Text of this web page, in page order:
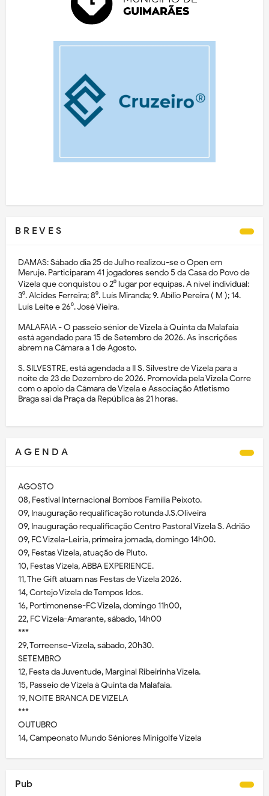
B R E V E S
DAMAS: Sábado dia 25 de Julho realizou-se o Open em
Meruje. Participaram 41 jogadores sendo 5 da Casa do Povo de
Vizela que conquistou o 2⁰ lugar por equipas. A nível individual:
3⁰. Alcides Ferreira; 8⁰. Luís Miranda; 9. Abílio Pereira ( M ); 14.
Luís Leite e 26⁰. José Vieira.
MALAFAIA - O passeio sénior de Vizela à Quinta da Malafaia
está agendado para 15 de Setembro de 2026. As inscrições
abrem na Câmara a 1 de Agosto.
S. SILVESTRE, está agendada a II S. Silvestre de Vizela para a
noite de 23 de Dezembro de 2026. Promovida pela Vizela Corre
com o apoio da Câmara de Vizela e Associação Atletismo
Braga sai da Praça da República às 21 horas.
A G E N D A
AGOSTO
08, Festival Internacional Bombos Família Peixoto.
09, Inauguração requalificação rotunda J.S.Oliveira
09, Inauguração requalificação Centro Pastoral Vizela S. Adrião
09, FC Vizela-Leiria, primeira jornada, domingo 14h00.
09, Festas Vizela, atuação de Pluto.
10, Festas Vizela, ABBA EXPERIENCE.
11, The Gift atuam nas Festas de Vizela 2026.
14, Cortejo Vizela de Tempos Idos.
16, Portimonense-FC Vizela, domingo 11h00,
22, FC Vizela-Amarante, sábado, 14h00
***
29, Torreense-Vizela, sábado, 20h30.
SETEMBRO
12, Festa da Juventude, Marginal Ribeirinha Vizela.
15, Passeio de Vizela à Quinta da Malafaia.
19, NOITE BRANCA DE VIZELA
***
OUTUBRO
14, Campeonato Mundo Séniores Minigolfe Vizela
Pub